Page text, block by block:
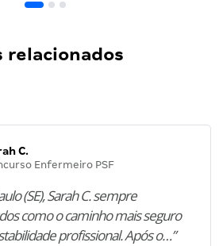
relacionados
C.
Enfermeiro PSF
(SE), Sarah C. sempre
como o caminho mais seguro
profissional. Após o…”